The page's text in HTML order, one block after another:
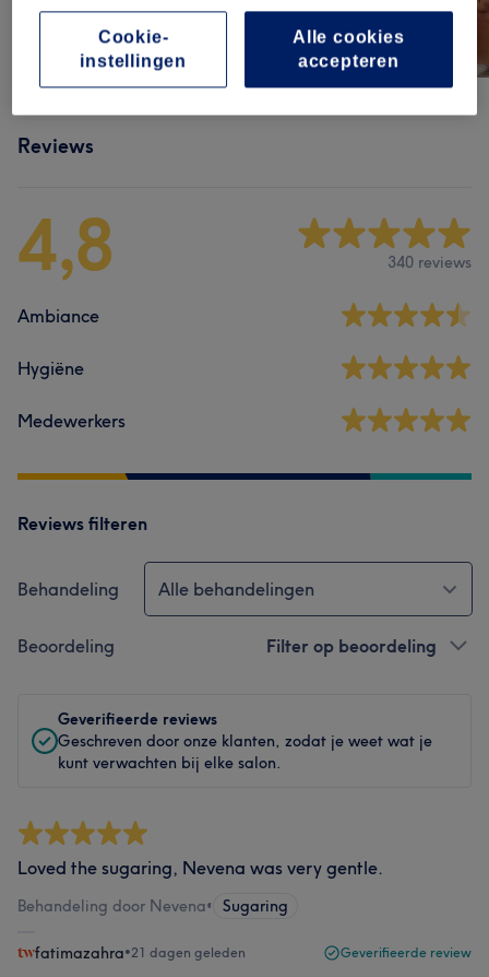
Reviews
4,8 340 reviews
Ambiance
Hygiëne
Medewerkers
Reviews filteren
Behandeling Alle behandelingen
Beoordeling Filter op beoordeling
Geverifieerde reviews
Geschreven door onze klanten, zodat je weet wat je
kunt verwachten bij elke salon.
Loved the sugaring, Nevena was very gentle.
Behandeling door Nevena• Sugaring
fatimazahra•21 dagen geleden Geverifieerde review
Alle cookies
accepteren
Cookie-
instellingen